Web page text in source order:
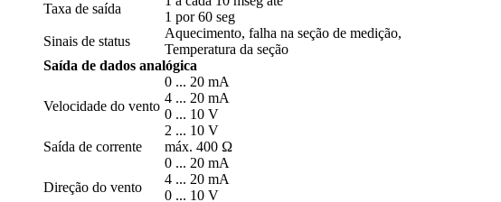
Taxa de saída
1 por 60 seg
Sinais de status
Aquecimento, falha na seção de medição,
Temperatura da seção
Saída de dados analógica
Velocidade do vento
0 ... 20 mA
4 ... 20 mA
0 ... 10 V
2 ... 10 V
Saída de corrente
máx. 400 Ω
Direção do vento
0 ... 20 mA
4 ... 20 mA
0 ... 10 V